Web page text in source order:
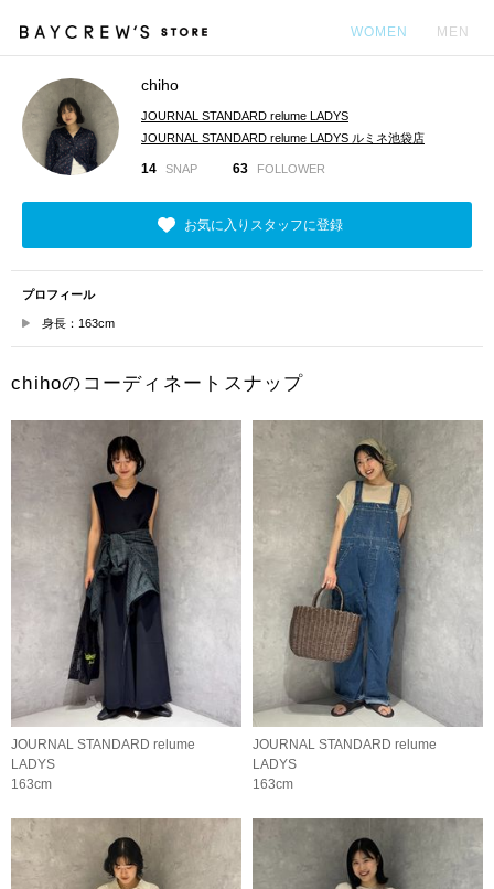
WOMEN MEN
chiho
JOURNAL STANDARD relume LADYS
JOURNAL STANDARD relume LADYS ルミネ池袋店
14 SNAP 63 FOLLOWER
お気に入りスタッフに登録
プロフィール
身長：163cm
chihoのコーディネートスナップ
JOURNAL STANDARD relume
LADYS
163cm
JOURNAL STANDARD relume
LADYS
163cm